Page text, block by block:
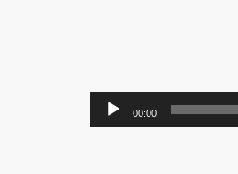
Lecteur
audio
00:00